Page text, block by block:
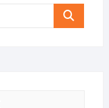
Search